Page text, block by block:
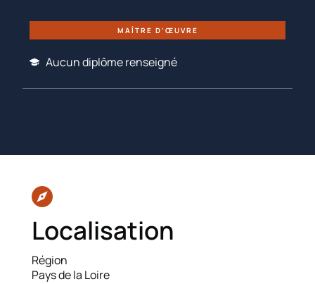
MAÎTRE D'ŒUVRE
Aucun diplôme renseigné
Localisation
Région
Pays de la Loire